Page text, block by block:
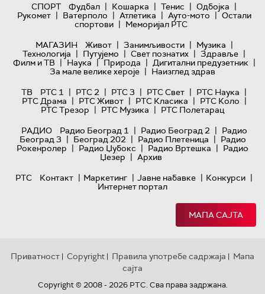
СПОРТ
Фудбал | Кошарка | Тенис | Одбојка |
Рукомет | Ватерполо | Атлетика | Ауто-мото | Остали
спортови | Меморијал РТС
МАГАЗИН
Живот | Занимљивости | Музика |
Технологијa | Путујемо | Свет познатих | Здравље |
Филм и ТВ | Наука | Природа | Дигитални предузетник |
За мале велике хероје | Наизглед здрав
ТВ
РТС 1 | РТС 2 | РТС 3 | РТС Свет | РТС Наука |
РТС Драма | РТС Живот | РТС Класика | РТС Коло |
РТС Трезор | РТС Музика | РТС Полетарац
РАДИО
Радио Београд 1 | Радио Београд 2 | Радио
Београд 3 | Београд 202 | Радио Плетеница | Радио
Рокенролер | Радио Џубокс | Радио Вртешка | Радио
Џезер | Архив
РТС
Контакт | Маркетинг | Јавне набавке | Конкурси |
Интернет портал
МАПА САЈТА
Приватност | Copyright | Правила употребе садржаја | Мапа
сајта
Copyright © 2008 - 2026 РТС. Сва права задржана.